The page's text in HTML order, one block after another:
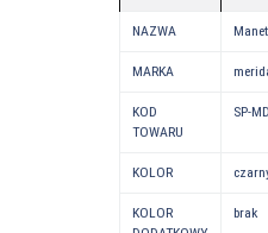
NAZWA
MARKA
KOD
TOWARU
SP-
KOLOR
KOLOR
brak